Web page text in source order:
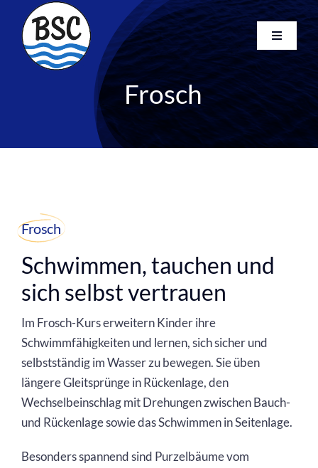
content
Toggle
Startseite
Search
for:
Frosch
Frosch
Schwimmen, tauchen und
sich selbst vertrauen
Im Frosch-Kurs erweitern Kinder ihre
Schwimmfähigkeiten und lernen, sich sicher und
selbstständig im Wasser zu bewegen. Sie üben
längere Gleitsprünge in Rückenlage, den
Wechselbeinschlag mit Drehungen zwischen Bauch-
und Rückenlage sowie das Schwimmen in Seitenlage.
Besonders spannend sind Purzelbäume vom